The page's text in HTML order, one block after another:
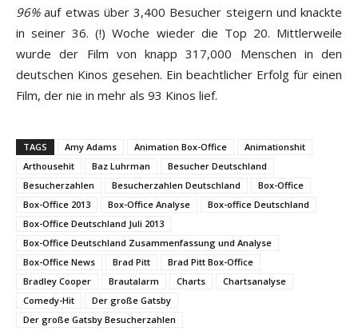
96%auf etwas über 3,400 Besucher steigern und knackte
in seiner 36. (!) Woche wieder die Top 20. Mittlerweile
wurde der Film von knapp 317,000 Menschen in den
deutschen Kinos gesehen. Ein beachtlicher Erfolg für einen
Film, der nie in mehr als 93 Kinos lief.
TAGS Amy Adams Animation Box-Office
Animationshit
Arthousehit
Baz Luhrman
Besucher Deutschland
Besucherzahlen
Besucherzahlen Deutschland
Box-Office
Box-Office 2013
Box-Office Analyse
Box-office Deutschland
Box-Office Deutschland Juli 2013
Box-Office Deutschland Zusammenfassung und Analyse
Box-Office News
Brad Pitt
Brad Pitt Box-Office
Bradley Cooper
Brautalarm Charts
Chartsanalyse
Comedy-Hit
Der große Gatsby
Der große Gatsby Besucherzahlen